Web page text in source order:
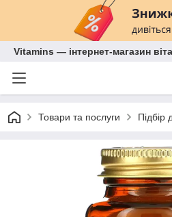
Vitamins — інтернет-магазин
Товари та послуги Підбір